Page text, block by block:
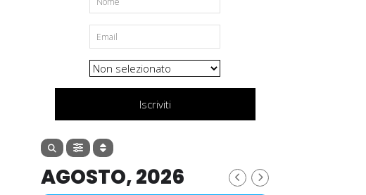
Iscriviti
AGOSTO, 2026